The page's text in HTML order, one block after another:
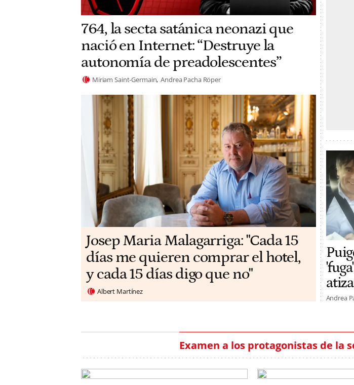
764, la secta satánica neonazi que
nació en Internet: “Destruye la
autonomía de preadolescentes”
Miriam Saint-Germain Andrea Pacha Röper
​​Josep Maria Malagarriga: "Cada 15
días me quieren comprar el hotel,
y cada 15 días digo que no"
Albert Martínez
Andrea
Examen a los protagonistas de la